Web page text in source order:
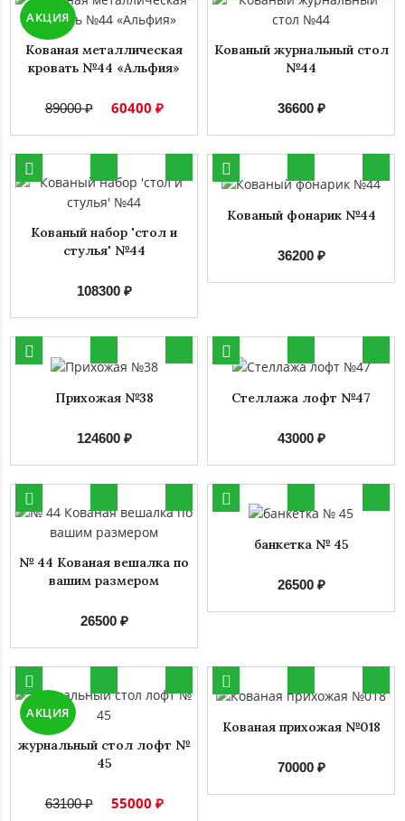
АКЦИЯ
Кованая металлическая
кровать №44 «Альфия»
89000 ₽ 60400 ₽
Кованый журнальный стол
№44
36600 ₽
Кованый набор 'стол и
стулья' №44
108300 ₽
Кованый фонарик №44
36200 ₽
Прихожая №38
124600 ₽
Стеллажа лофт №47
43000 ₽
№ 44 Кованая вешалка по
вашим размером
26500 ₽
банкетка № 45
26500 ₽
АКЦИЯ
журнальный стол лофт №
45
63100 ₽ 55000 ₽
Кованая прихожая №018
70000 ₽